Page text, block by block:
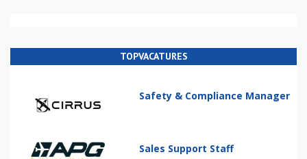
TOPVACATURES
Safety & Compliance Manager
Sales Support Staff